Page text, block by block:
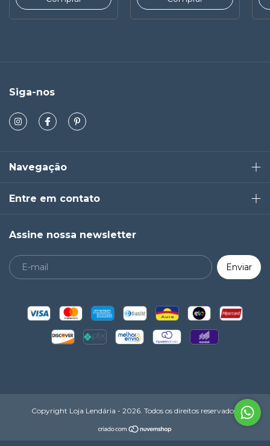
Siga-nos
Navegação
Entre em contato
Assine nossa newsletter
Copyright Loja Lendária - 2026. Todos os direitos reservados.